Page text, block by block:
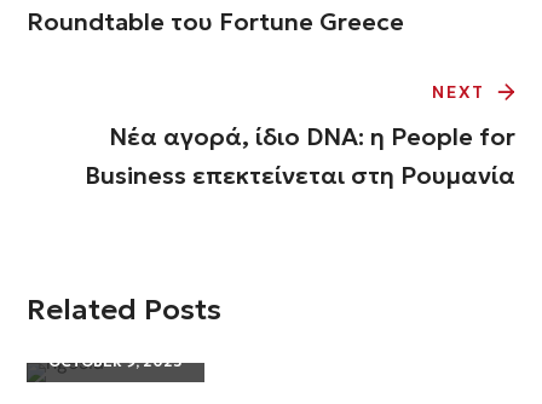
Roundtable του Fortune Greece
NEXT
Νέα αγορά, ίδιο DNA: η People for
Business επεκτείνεται στη Ρουμανία
Related Posts
OCTOBER 9, 2025